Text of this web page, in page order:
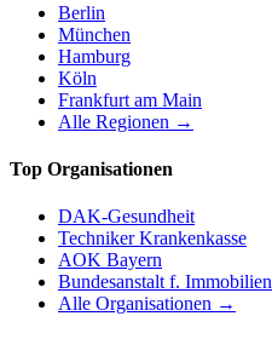
Berlin
München
Hamburg
Köln
Frankfurt am Main
Alle Regionen →
Top Organisationen
DAK-Gesundheit
Techniker Krankenkasse
AOK Bayern
Bundesanstalt f. Immobilien
Alle Organisationen →